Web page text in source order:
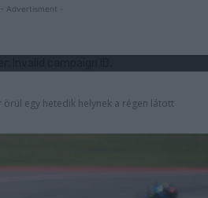
- Advertisment -